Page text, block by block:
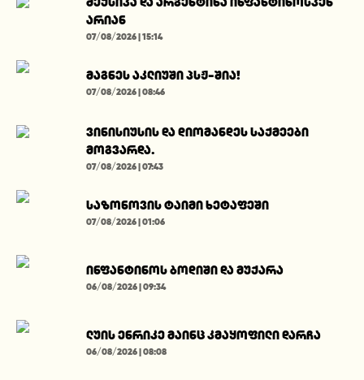
არიან
07/08/2026 | 15:14
მაგნეს აკლიუში პსჟ-შია!
07/08/2026 | 08:46
ვინისიუსის და დიომანდეს საქმეები
მოგვარდა.
07/08/2026 | 07:43
საზონოვის ტაიმი ხეტაფეში
07/08/2026 | 01:06
ინფანტინოს ბოდიში და მუქარა
06/08/2026 | 09:34
ლუის ენრიკე მაინც კმაყოფილი დარჩა
06/08/2026 | 08:08